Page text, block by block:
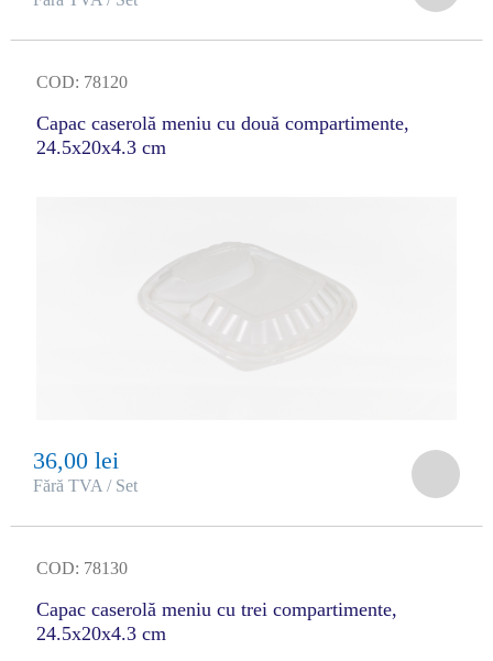
COD: 78120
Capac caserolă meniu cu două compartimente,
24.5x20x4.3 cm
36,00 lei
Fără TVA / Set
COD: 78130
Capac caserolă meniu cu trei compartimente,
24.5x20x4.3 cm